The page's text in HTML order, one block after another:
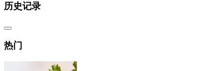
历史记录
热门